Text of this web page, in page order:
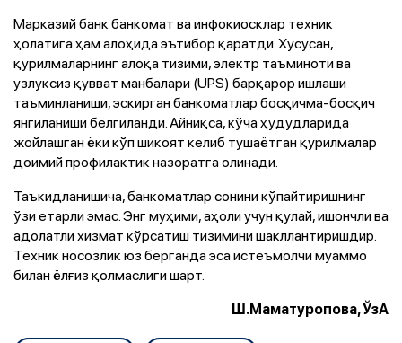
Марказий банк банкомат ва инфокиосклар техник
ҳолатига ҳам алоҳида эътибор қаратди. Хусусан,
қурилмаларнинг алоқа тизими, электр таъминоти ва
узлуксиз қувват манбалари (UPS) барқарор ишлаши
таъминланиши, эскирган банкоматлар босқичма-босқич
янгиланиши белгиланди. Айниқса, кўча ҳудудларида
жойлашган ёки кўп шикоят келиб тушаётган қурилмалар
доимий профилактик назоратга олинади.
Таъкидланишича, банкоматлар сонини кўпайтиришнинг
ўзи етарли эмас. Энг муҳими, аҳоли учун қулай, ишончли ва
адолатли хизмат кўрсатиш тизимини шакллантиришдир.
Техник носозлик юз берганда эса истеъмолчи муаммо
билан ёлғиз қолмаслиги шарт.
Ш.Маматуропова, ЎзА